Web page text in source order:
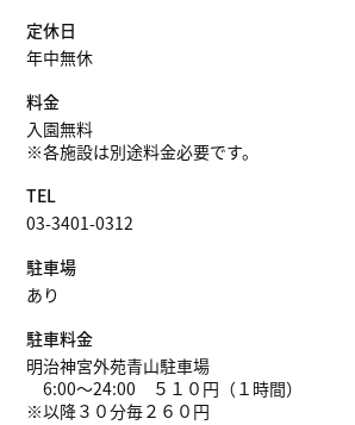
定休日
年中無休
料金
入園無料
※各施設は別途料金必要です。
TEL
03-3401-0312
駐車場
あり
駐車料金
明治神宮外苑青山駐車場
6:00～24:00 ５１０円（１時間）
※以降３０分毎２６０円